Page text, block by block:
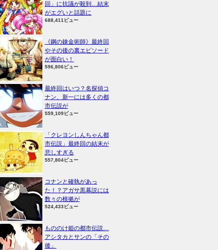
回」に抗議が殺到…結末
がエグいと話題に
688,411ビュー
《鋼の錬金術師》最終回
やその後の裏エピソード
が面白い！
596,806ビュー
最終回はいつ？名探偵コ
ナン、新一には多くの都
市伝説が
559,109ビュー
「クレヨンしんちゃん都
市伝説」最終回の結末が
悲しすぎる
557,804ビュー
コナンと確執があっ
た！？アガサ黒幕説には
数々の根拠が
524,433ビュー
もののけ姫の都市伝説…
アシタカとサンの「その
後」